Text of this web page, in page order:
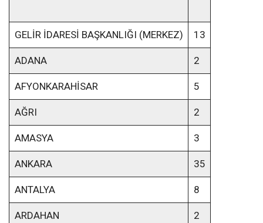
GELİR İDARESİ BAŞKANLIĞI (MERKEZ) 13
ADANA 2
AFYONKARAHİSAR 5
AĞRI 2
AMASYA 3
ANKARA 35
ANTALYA 8
ARDAHAN 2